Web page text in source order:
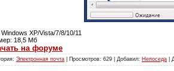
XP/Vista/7/8/10/11
18,5 Мб
на форуме
Электронная почта | Просмотров: 629 | Добавил: Непоседа |